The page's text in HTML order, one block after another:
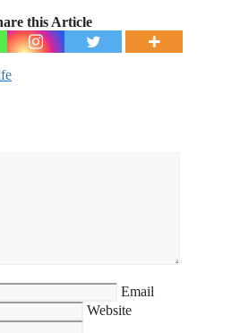
this Article
Email
Website